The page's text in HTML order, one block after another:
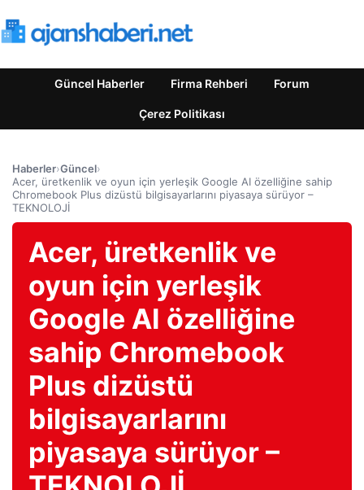
Güncel Haberler Firma Rehberi Forum
Çerez Politikası
Haberler›Güncel›
Acer, üretkenlik ve oyun için yerleşik Google AI özelliğine sahip
Chromebook Plus dizüstü bilgisayarlarını piyasaya sürüyor –
TEKNOLOJİ
Acer, üretkenlik ve
oyun için yerleşik
Google AI özelliğine
sahip Chromebook
Plus dizüstü
bilgisayarlarını
piyasaya sürüyor –